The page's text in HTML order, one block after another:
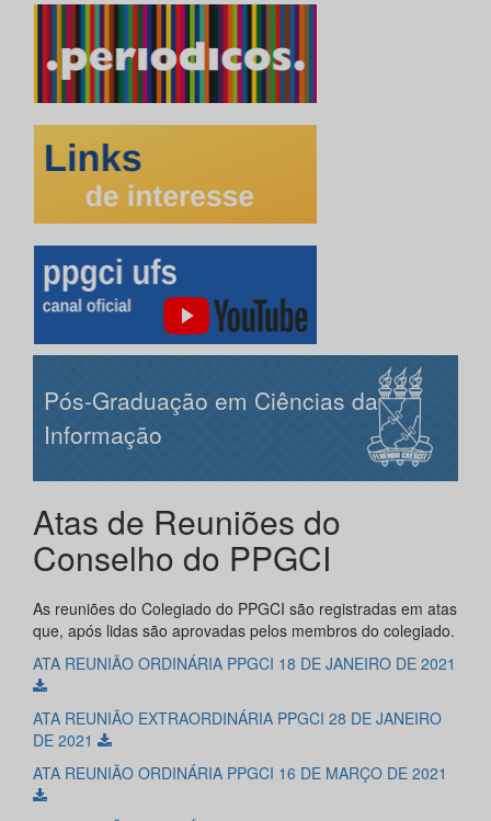
Pós-Graduação em Ciências da
Informação
Atas de Reuniões do
Conselho do PPGCI
As reuniões do Colegiado do PPGCI são registradas em atas
que, após lidas são aprovadas pelos membros do colegiado.
ATA REUNIÃO ORDINÁRIA PPGCI 18 DE JANEIRO DE 2021
ATA REUNIÃO EXTRAORDINÁRIA PPGCI 28 DE JANEIRO
DE 2021
ATA REUNIÃO ORDINÁRIA PPGCI 16 DE MARÇO DE 2021